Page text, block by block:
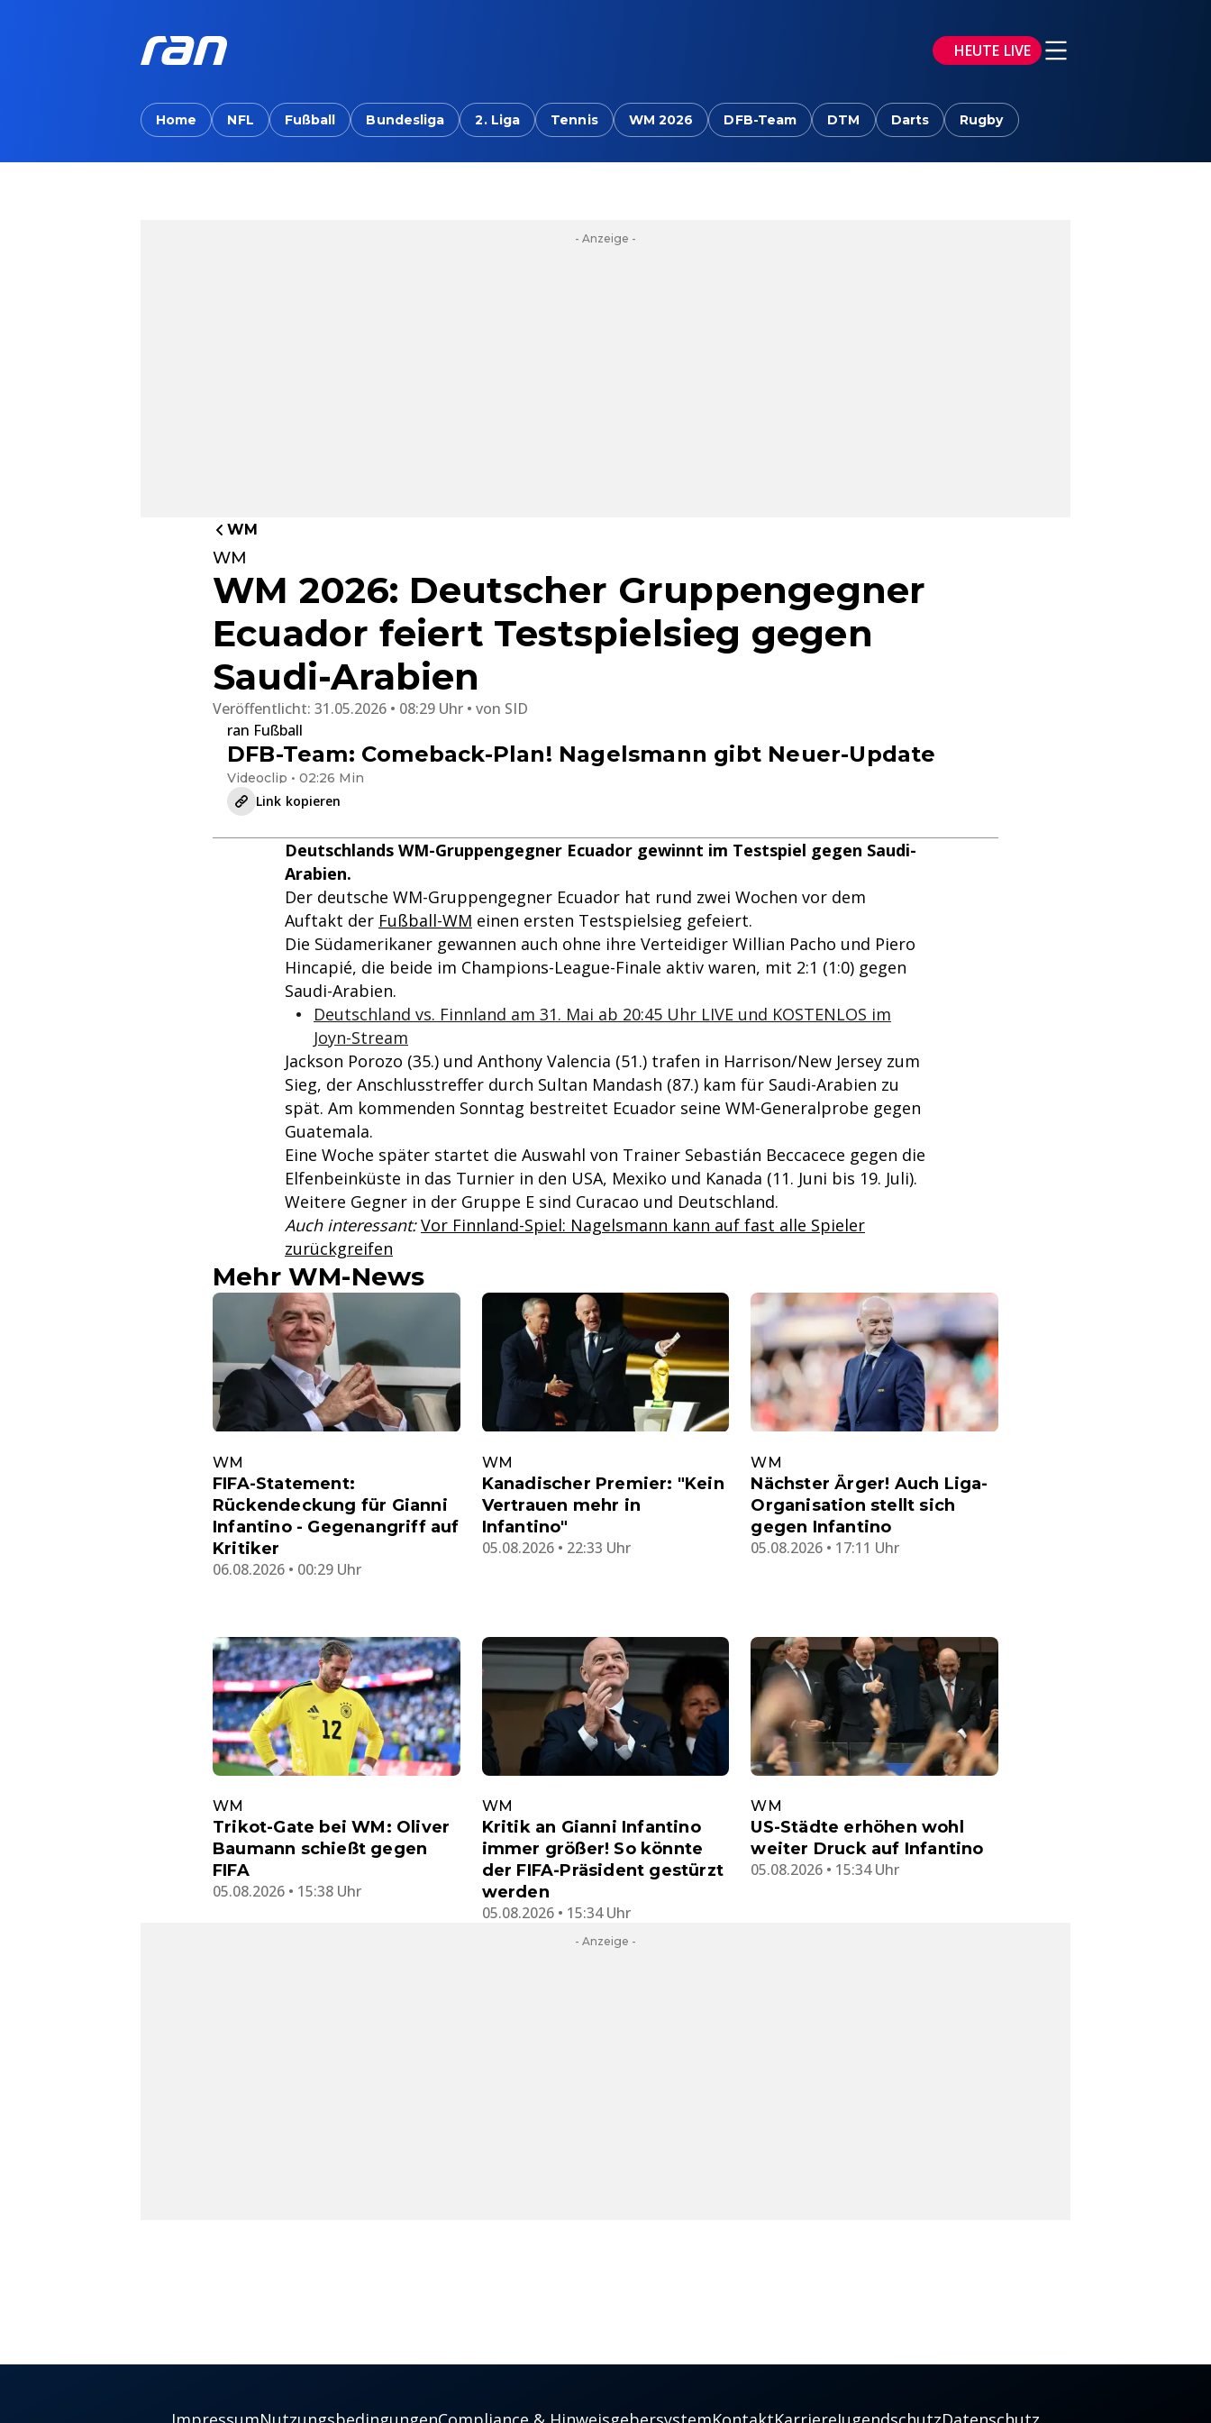
HEUTE LIVE
Home NFL Fußball Bundesliga 2. Liga Tennis WM 2026 DFB-Team DTM Darts Rugby
- Anzeige -
WM
WM
WM 2026: Deutscher Gruppengegner
Ecuador feiert Testspielsieg gegen
Saudi-Arabien
Veröffentlicht: 31.05.2026 • 08:29 Uhr von SID
ran Fußball
DFB-Team: Comeback-Plan! Nagelsmann gibt Neuer-Update
Videoclip • 02:26 Min
Link kopieren
Deutschlands WM-Gruppengegner Ecuador gewinnt im Testspiel gegen Saudi-
Arabien.
Der deutsche WM-Gruppengegner Ecuador hat rund zwei Wochen vor dem
Auftakt der Fußball-WM einen ersten Testspielsieg gefeiert.
Die Südamerikaner gewannen auch ohne ihre Verteidiger Willian Pacho und Piero
Hincapié, die beide im Champions-League-Finale aktiv waren, mit 2:1 (1:0) gegen
Saudi-Arabien.
Deutschland vs. Finnland am 31. Mai ab 20:45 Uhr LIVE und KOSTENLOS im
Joyn-Stream
Jackson Porozo (35.) und Anthony Valencia (51.) trafen in Harrison/New Jersey zum
Sieg, der Anschlusstreffer durch Sultan Mandash (87.) kam für Saudi-Arabien zu
spät. Am kommenden Sonntag bestreitet Ecuador seine WM-Generalprobe gegen
Guatemala.
Eine Woche später startet die Auswahl von Trainer Sebastián Beccacece gegen die
Elfenbeinküste in das Turnier in den USA, Mexiko und Kanada (11. Juni bis 19. Juli).
Weitere Gegner in der Gruppe E sind Curacao und Deutschland.
Auch interessant: Vor Finnland-Spiel: Nagelsmann kann auf fast alle Spieler
zurückgreifen
Mehr WM-News
WM
FIFA-Statement:
Rückendeckung für Gianni
Infantino - Gegenangriff auf
Kritiker
06.08.2026 • 00:29 Uhr
WM
Kanadischer Premier: "Kein
Vertrauen mehr in
Infantino"
05.08.2026 • 22:33 Uhr
WM
Nächster Ärger! Auch Liga-
Organisation stellt sich
gegen Infantino
05.08.2026 • 17:11 Uhr
WM
Trikot-Gate bei WM: Oliver
Baumann schießt gegen
FIFA
05.08.2026 • 15:38 Uhr
WM
Kritik an Gianni Infantino
immer größer! So könnte
der FIFA-Präsident gestürzt
werden
05.08.2026 • 15:34 Uhr
WM
US-Städte erhöhen wohl
weiter Druck auf Infantino
05.08.2026 • 15:34 Uhr
- Anzeige -